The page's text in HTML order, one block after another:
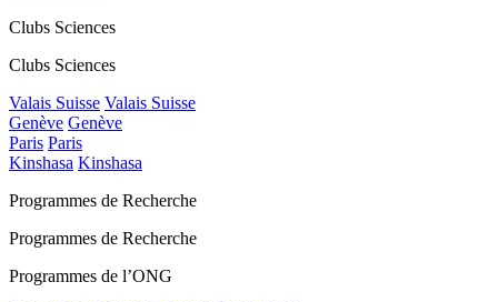
Clubs Sciences
Clubs Sciences
Valais Suisse Valais Suisse
Genève Genève
Paris Paris
Kinshasa Kinshasa
Programmes de Recherche
Programmes de Recherche
Programmes de l’ONG